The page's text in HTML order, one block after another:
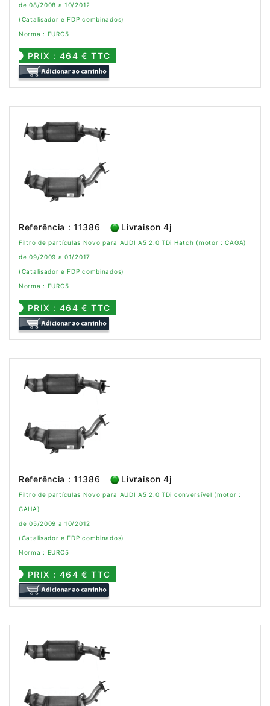
de 08/2008 a 10/2012
(Catalisador e FDP combinados)
Norma : EURO5
PRIX : 464 € TTC
Referência : 11386 Livraison 4j
Filtro de partículas Novo para AUDI A5 2.0 TDi Hatch (motor : CAGA)
de 09/2009 a 01/2017
(Catalisador e FDP combinados)
Norma : EURO5
PRIX : 464 € TTC
Referência : 11386 Livraison 4j
Filtro de partículas Novo para AUDI A5 2.0 TDi conversível (motor :
CAHA)
de 05/2009 a 10/2012
(Catalisador e FDP combinados)
Norma : EURO5
PRIX : 464 € TTC